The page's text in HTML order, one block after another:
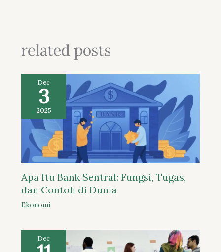
related posts
Dec
3
2025
Apa Itu Bank Sentral: Fungsi, Tugas,
dan Contoh di Dunia
Ekonomi
Dec